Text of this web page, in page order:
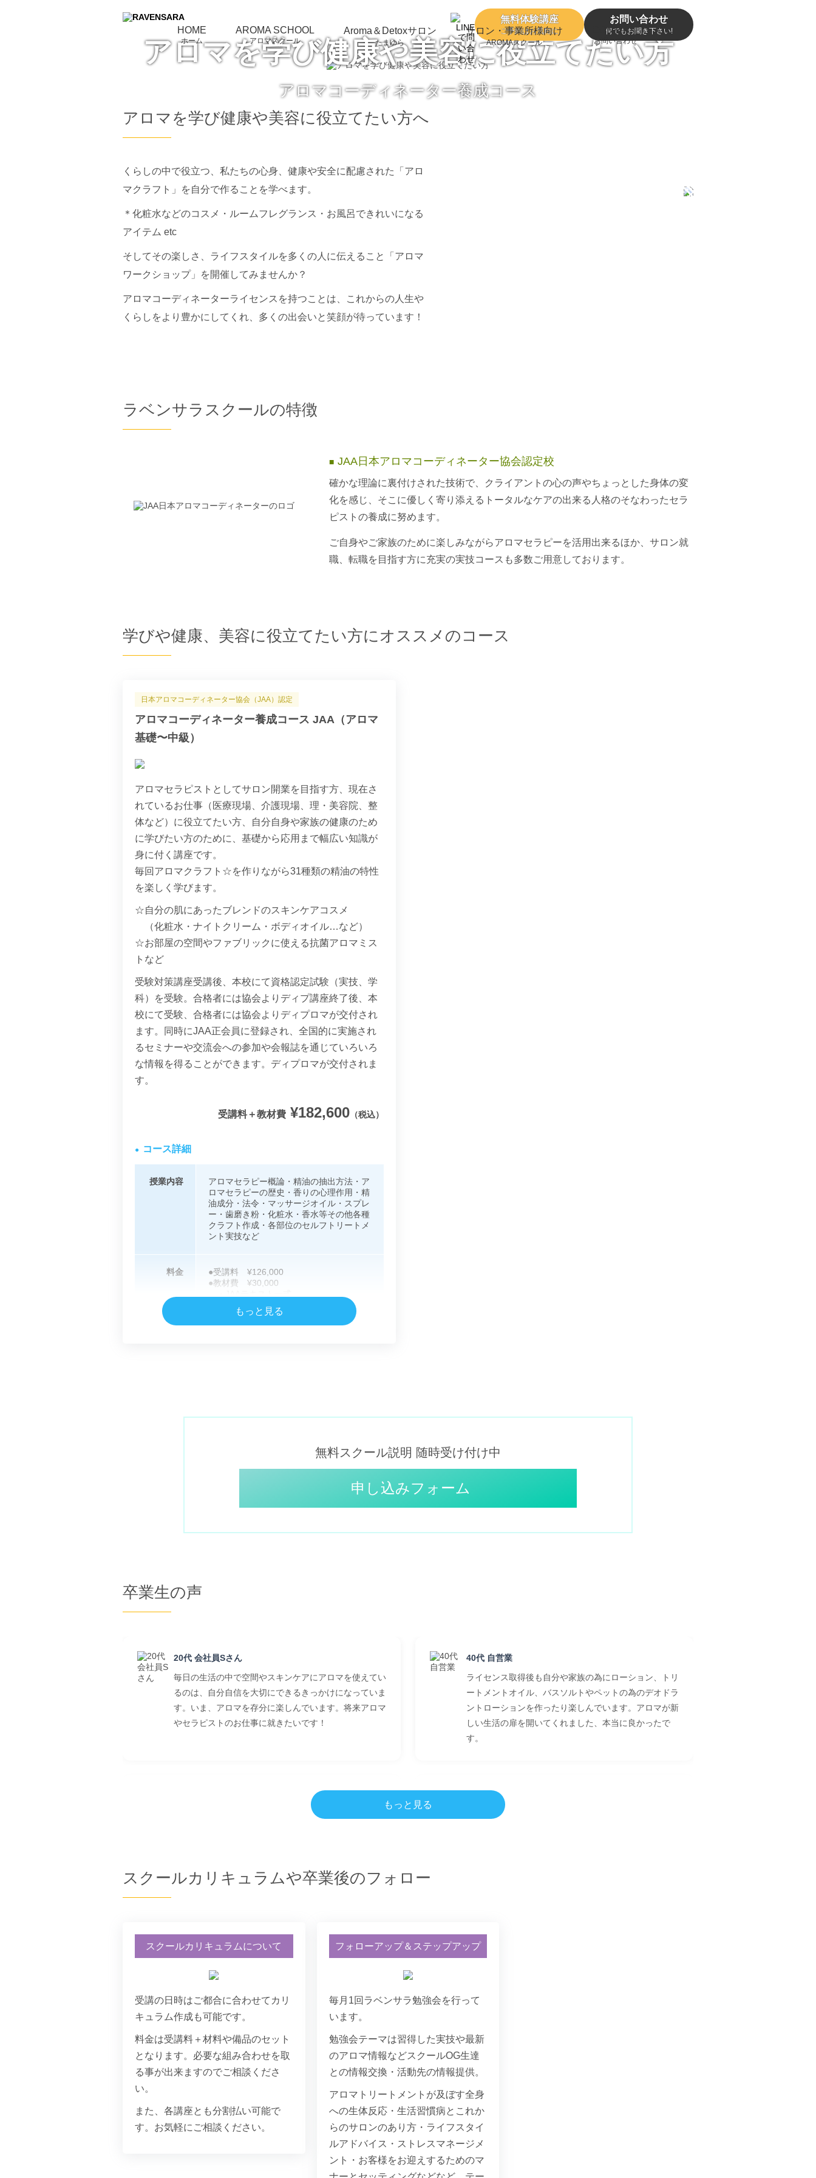
無料体験講座
ご予約はお気軽に
お問い合わせ
何でもお聞き下さい!
HOME
ホーム
AROMA SCHOOL
アロマスクール
Aroma＆Detoxサロン
たまゆら
サロン・事業所様向け
AROMAスクール
CONTACT
お問い合わせ
アロマを学び健康や美容に役立てたい方
アロマコーディネーター養成コース
アロマを学び健康や美容に役立てたい方へ
くらしの中で役立つ、私たちの心身、健康や安全に配慮された「アロ
マクラフト」を自分で作ることを学べます。
＊化粧水などのコスメ・ルームフレグランス・お風呂できれいになる
アイテム etc
そしてその楽しさ、ライフスタイルを多くの人に伝えること「アロマ
ワークショップ」を開催してみませんか？
アロマコーディネーターライセンスを持つことは、これからの人生や
くらしをより豊かにしてくれ、多くの出会いと笑顔が待っています！
ラベンサラスクールの特徴
■ JAA日本アロマコーディネーター協会認定校
確かな理論に裏付けされた技術で、クライアントの心の声やちょっとした身体の変
化を感じ、そこに優しく寄り添えるトータルなケアの出来る人格のそなわったセラ
ピストの養成に努めます。
ご自身やご家族のために楽しみながらアロマセラピーを活用出来るほか、サロン就
職、転職を目指す方に充実の実技コースも多数ご用意しております。
学びや健康、美容に役立てたい方にオススメのコース
日本アロマコーディネーター協会（JAA）認定
アロマコーディネーター養成コース JAA（アロマ
基礎〜中級）
アロマセラピストとしてサロン開業を目指す方、現在さ
れているお仕事（医療現場、介護現場、理・美容院、整
体など）に役立てたい方、自分自身や家族の健康のため
に学びたい方のために、基礎から応用まで幅広い知識が
身に付く講座です。
毎回アロマクラフト☆を作りながら31種類の精油の特性
を楽しく学びます。
☆自分の肌にあったブレンドのスキンケアコスメ
（化粧水・ナイトクリーム・ボディオイル…など）
☆お部屋の空間やファブリックに使える抗菌アロマミス
トなど
受験対策講座受講後、本校にて資格認定試験（実技、学
科）を受験。合格者には協会よりディプ講座終了後、本
校にて受験、合格者には協会よりディプロマが交付され
ます。同時にJAA正会員に登録され、全国的に実施され
るセミナーや交流会への参加や会報誌を通じていろいろ
な情報を得ることができます。ディプロマが交付されま
す。
受講料＋教材費 ¥182,600 （税込）
● コース詳細
授業内容
アロマセラピー概論・精油の抽出方法・ア
ロマセラピーの歴史・香りの心理作用・精
油成分・法令・マッサージオイル・スプレ
ー・歯磨き粉・化粧水・香水等その他各種
クラフト作成・各部位のセルフトリートメ
ント実技など
料金 ●受講料 ¥126,000
●教材費 ¥30,000
・自宅で使える精油8本
(お好みの精油をリクエストできます)
・毎回作るクラフト材料・容器
2.5時間 x 12回 + 試験対策講習あり
習得のじっくりコースがあります。
スクール卒業後もアロマのイベントやワークショップ、
もっと見る
無料スクール説明 随時受け付け中
申し込みフォーム
卒業生の声
20代 会社員Sさん
毎日の生活の中で空間やスキンケアにアロマを使えてい
るのは、自分自信を大切にできるきっかけになっていま
す。いま、アロマを存分に楽しんでいます。将来アロマ
やセラピストのお仕事に就きたいです！
40代 自営業
ライセンス取得後も自分や家族の為にローション、トリ
ートメントオイル、バスソルトやペットの為のデオドラ
ントローションを作ったり楽しんでいます。アロマが新
しい生活の扉を開いてくれました、本当に良かったで
す。
32種類の精油をじっくり学び、香りの素晴らしさを感
こうか考えただけでワクワクします。
30代 医療関係
受講する前はアロマというといい香りのするものという
20代 専業主婦
アロマコーディネーターの受講と実技のライセンスを取
得しました。試験は大変でしたが、今迄の学校の勉強と
く、どんどん勉強がはかどりました。将来は自宅サロン
の開業と、アロマの素晴らしさを皆さんに伝える活動を
していきたいと思います。
30代 サロン経営
を積んで将来的にはサロンやスクール等の運営にも挑戦
していきたいと思います。
50代 医療スタッフ
産婦人科病棟に配属になり、仕事に慣れた頃若干の物足
りなさを感じ、私がこの病棟の患者さんにできることが
何かないかと考え、アロマ！と思いつきスクールに通う
もっと見る
スクールカリキュラムや卒業後のフォロー
スクールカリキュラムについて
受講の日時はご都合に合わせてカリ
キュラム作成も可能です。
料金は受講料＋材料や備品のセット
となります。必要な組み合わせを取
る事が出来ますのでご相談くださ
い。
また、各講座とも分割払い可能で
す。お気軽にご相談ください。
フォローアップ＆ステップアップ
毎月1回ラベンサラ勉強会を行って
います。
勉強会テーマは習得した実技や最新
のアロマ情報などスクールOG生達
との情報交換・活動先の情報提供。
アロマトリートメントが及ぼす全身
への生体反応・生活習慣病とこれか
らのサロンのあり方・ライフスタイ
ルアドバイス・ストレスマネージメ
ント・お客様をお迎えするためのマ